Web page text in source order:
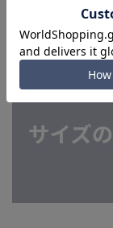
よってはお急ぎ
す。